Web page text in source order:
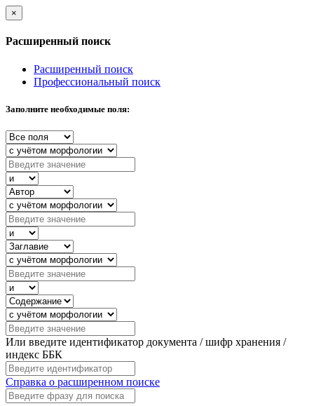
×
Расширенный поиск
Расширенный поиск
Профессиональный поиск
Заполните необходимые поля:
Или введите идентификатор документа / шифр хранения /
индекс ББК
Справка о расширенном поиске